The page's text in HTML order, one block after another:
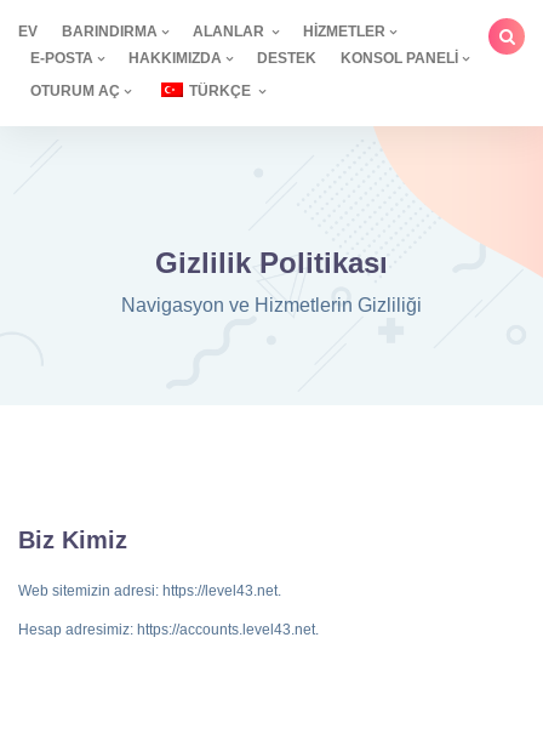
geçEV BARINDIRMA ALANLAR
HIZMETLER
E-POSTA
HAKKIMIZDA DESTEK
KONSOL PANELI
OTURUM AÇ
TÜRKÇE
Gizlilik Politikası
Navigasyon ve Hizmetlerin Gizliliği
Biz Kimiz
Web sitemizin adresi: https://level43.net.
Hesap adresimiz: https://accounts.level43.net.